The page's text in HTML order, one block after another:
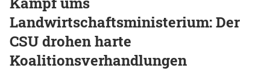
Landwirtschaftsministerium: Der
CSU drohen harte
Koalitionsverhandlungen